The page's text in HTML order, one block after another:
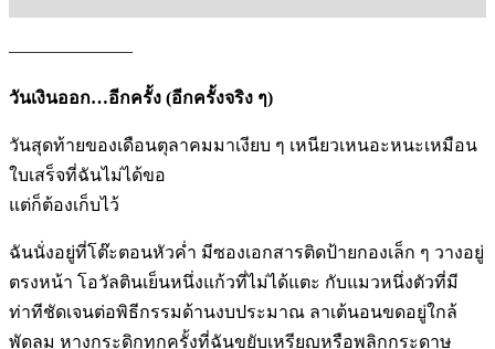
———————
วันเงินออก…อีกครั้ง (อีกครั้งจริง ๆ)
วันสุดท้ายของเดือนตุลาคมมาเงียบ ๆ เหนียวเหนอะหนะเหมือน
ใบเสร็จที่ฉันไม่ได้ขอ
แต่ก็ต้องเก็บไว้
ฉันนั่งอยู่ที่โต๊ะตอนหัวค่ำ มีซองเอกสารติดป้ายกองเล็ก ๆ วางอยู่
ตรงหน้า โอวัลตินเย็นหนึ่งแก้วที่ไม่ได้แตะ กับแมวหนึ่งตัวที่มี
ท่าทีชัดเจนต่อพิธีกรรมด้านงบประมาณ ลาเต้นอนขดอยู่ใกล้
พัดลม หางกระดิกทุกครั้งที่ฉันขยับเหรียญหรือพลิกกระดาษ